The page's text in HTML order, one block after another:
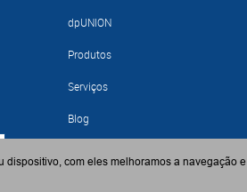
dpUNION
Produtos
Serviços
Blog
dispositivo, com eles melhoramos a navegação e